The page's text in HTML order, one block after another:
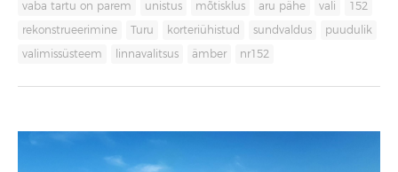
vaba tartu on parem unistus mõtisklus aru pähe vali 152
rekonstrueerimine Turu korteriühistud sundvaldus puudulik
valimissüsteem linnavalitsus ämber nr152